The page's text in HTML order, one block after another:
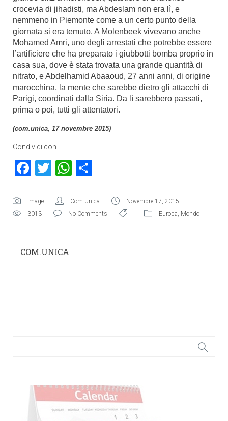
crocevia di jihadisti, ma Abdeslam non era lì, e
nemmeno in Piemonte come a un certo punto della
giornata si era temuto. A Molenbeek vivevano anche
Mohamed Amri, uno degli arrestati che potrebbe essere
l’artificiere che ha preparato i giubbotti bomba proprio in
casa sua, dove è stata trovata una grande quantità di
nitrato, e Abdelhamid Abaaoud, 27 anni anni, di origine
marocchina, la mente che sarebbe dietro gli attacchi di
Parigi, coordinati dalla Siria. Da lì sarebbero passati,
prima o poi, tutti gli attentatori.
(com.unica, 17 novembre 2015)
Condividi con
Facebook
TwitterWhatsApp
Image Com.Unica
Novembre 17, 2015
3013
No Comments Europa, Mondo
COM.UNICA